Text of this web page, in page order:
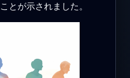
とが示されました。